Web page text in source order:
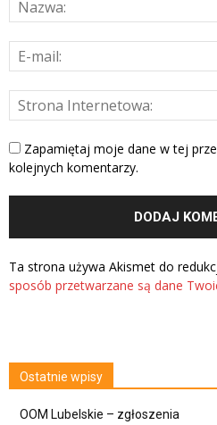
Zapamiętaj moje dane w tej
kolejnych komentarzy.
Ta strona używa Akismet do
sposób przetwarzane są dane
Ostatnie wpisy
OOM Lubelskie – zgłoszenia